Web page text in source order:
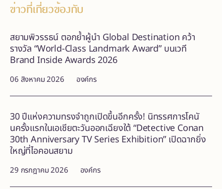
ข่าวที่เกี่ยวข้องกับ
06 สิงหาคม 2026 องค์กร
สยามพิวรรธน์ ตอกย้ำผู้นำ Global Destination คว้า
รางวัล “World-Class Landmark Award” บนเวที
Brand Inside Awards 2026
29 กรกฎาคม 2026 องค์กร
30 ปีแห่งความทรงจำถูกเปิดขึ้นอีกครั้ง! นิทรรศการโคนั
นครั้งแรกในเอเชียตะวันออกเฉียงใต้ “Detective Conan
30th Anniversary TV Series Exhibition” เปิดฉากยิ่ง
ใหญ่ที่ไอคอนสยาม